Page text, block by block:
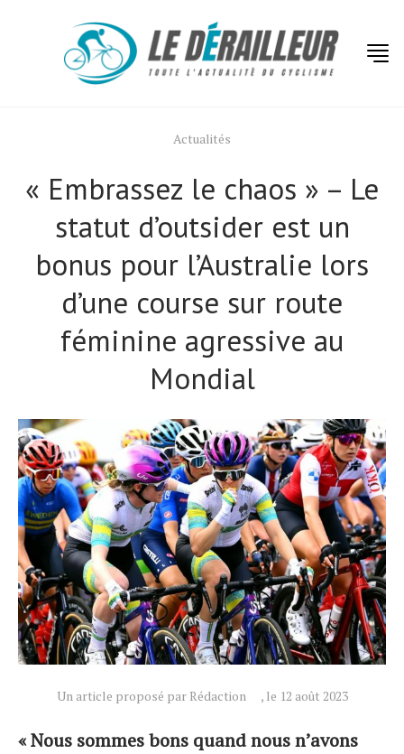
Actualités
« Embrassez le chaos » – Le
statut d’outsider est un
bonus pour l’Australie lors
d’une course sur route
féminine agressive au
Mondial
Un article proposé par Rédaction , le 12 août 2023
« Nous sommes bons quand nous n’avons